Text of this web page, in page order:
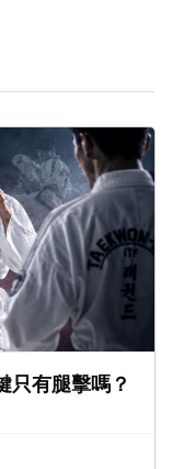
只有腿擊嗎？